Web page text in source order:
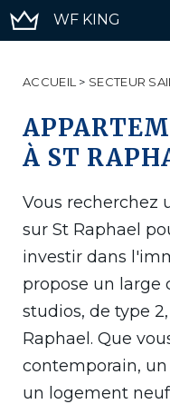
WF KING
ACCUEIL > SECTEUR
À ST
Vous recherchez
sur St Raphael
investir dans
propose un large
studios, de type
Raphael. Que
contemporain,
un logement